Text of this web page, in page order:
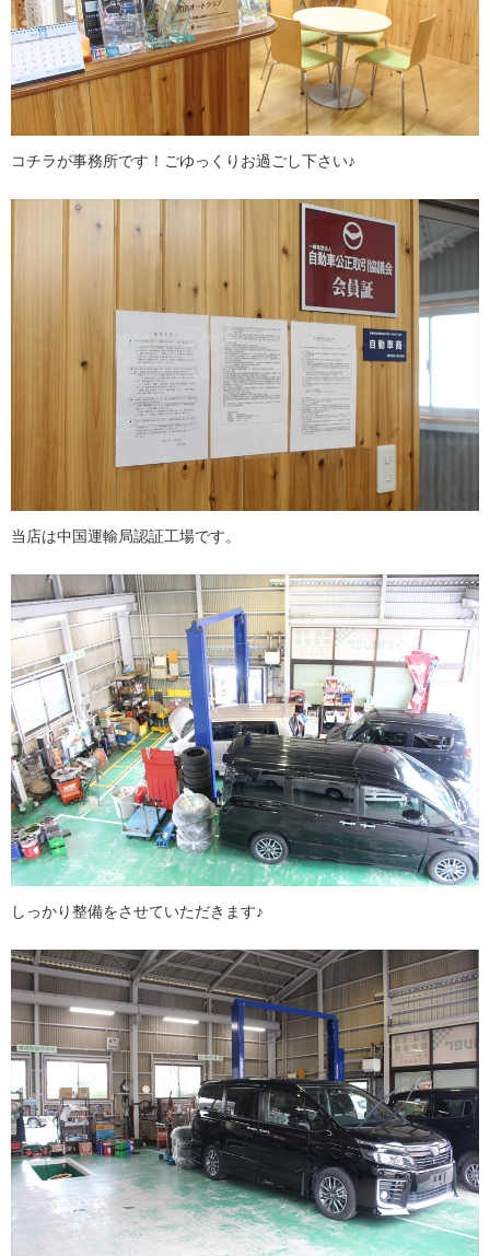
コチラが事務所です！ごゆっくりお過ごし下さい♪
当店は中国運輸局認証工場です。
しっかり整備をさせていただきます♪